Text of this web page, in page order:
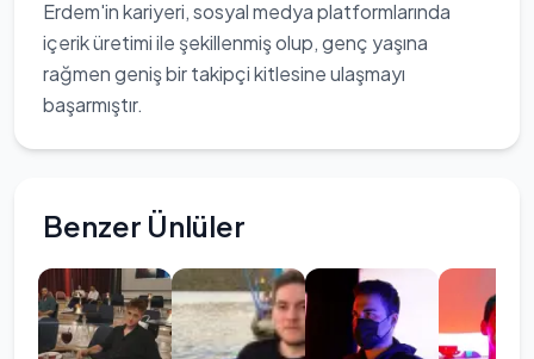
Erdem'in kariyeri, sosyal medya platformlarında
içerik üretimi ile şekillenmiş olup, genç yaşına
rağmen geniş bir takipçi kitlesine ulaşmayı
başarmıştır.
Benzer Ünlüler